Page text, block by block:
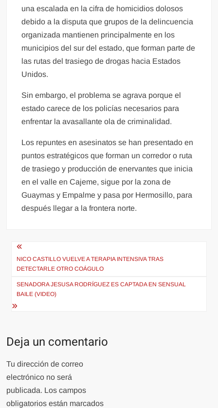
una escalada en la cifra de homicidios dolosos
debido a la disputa que grupos de la delincuencia
organizada mantienen principalmente en los
municipios del sur del estado, que forman parte de
las rutas del trasiego de drogas hacia Estados
Unidos.
Sin embargo, el problema se agrava porque el
estado carece de los policías necesarios para
enfrentar la avasallante ola de criminalidad.
Los repuntes en asesinatos se han presentado en
puntos estratégicos que forman un corredor o ruta
de trasiego y producción de enervantes que inicia
en el valle en Cajeme, sigue por la zona de
Guaymas y Empalme y pasa por Hermosillo, para
después llegar a la frontera norte.
Navegación
de
entradas
NICO CASTILLO VUELVE A TERAPIA INTENSIVA TRAS
DETECTARLE OTRO COÁGULO
SENADORA JESUSA RODRÍGUEZ ES CAPTADA EN SENSUAL
BAILE (VIDEO)
Deja un comentario
Tu dirección de correo
electrónico no será
publicada. Los campos
obligatorios están marcados